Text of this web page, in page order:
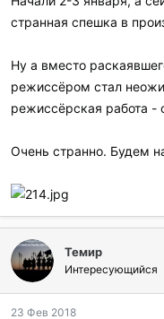
странная спешка в
Ну а вместо
режиссёром стал
режиссёрская работа
Очень странно. Будем
Темир
Интересующийся
23 Фев 2018